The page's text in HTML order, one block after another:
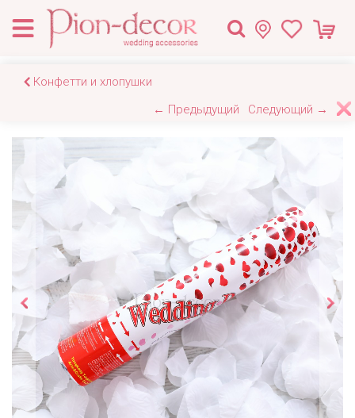
Конфетти и хлопушки
← Предыдущий
Следующий →